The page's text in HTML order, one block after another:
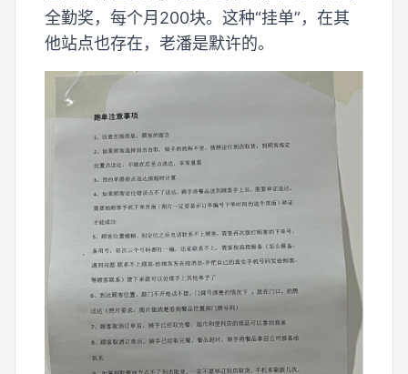
全勤奖，每个月200块。这种“挂单”，在其
他站点也存在，老潘是默许的。